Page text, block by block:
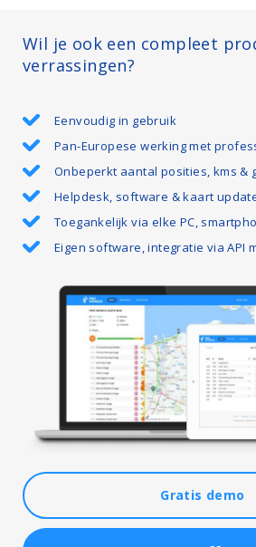
Gratis demo
Wil je ook een compleet
verrassingen?
Eenvoudig in gebruik
Pan-Europese werking met
Onbeperkt aantal posities, kms &
Helpdesk, software & kaart
Toegankelijk via elke PC,
Eigen software, integratie via API